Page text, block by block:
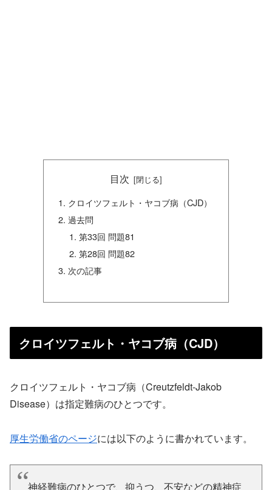
目次
クロイツフェルト・ヤコブ病（CJD）
過去問
第33回 問題81
第28回 問題82
次の記事
クロイツフェルト・ヤコブ病（CJD）
クロイツフェルト・ヤコブ病（Creutzfeldt-Jakob
Disease）は指定難病のひとつです。
厚生労働省のページには以下のように書かれています。
神経難病のひとつで、抑うつ、不安などの精神症